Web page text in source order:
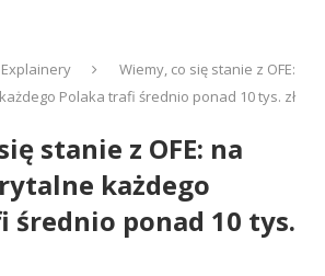
Explainery
Wiemy, co się stanie z OFE:
Polaka trafi średnio ponad 10 tys. zł
stanie z OFE: na
każdego
średnio ponad 10 tys.